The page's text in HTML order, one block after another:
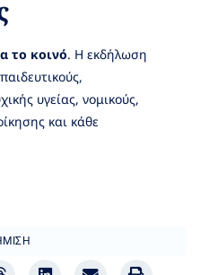
το κοινό. Η εκδήλωση
υγείας, νομικούς,
και κάθε